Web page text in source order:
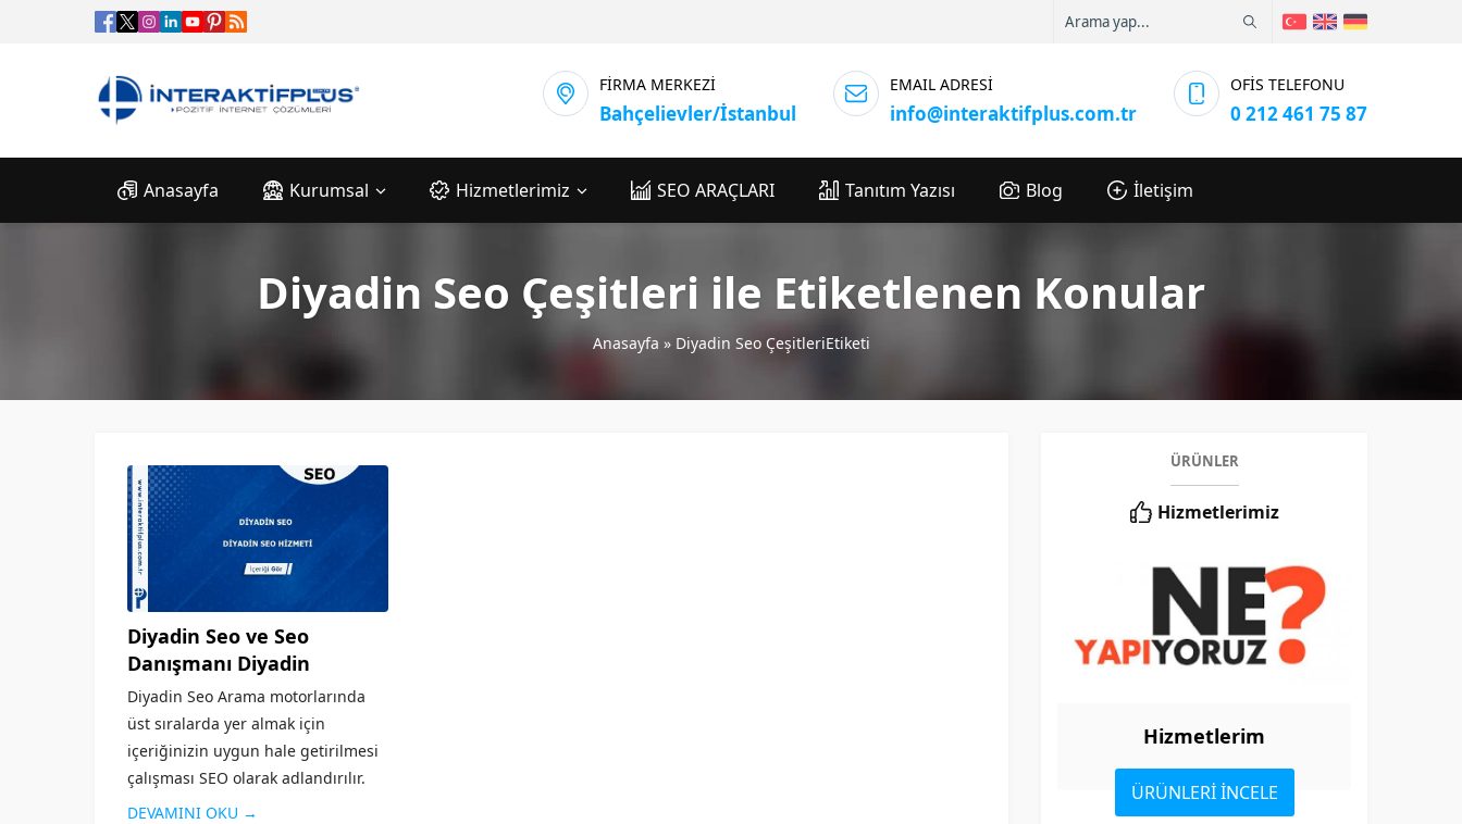
FİRMA MERKEZİ
Bahçelievler/İstanbul
EMAIL ADRESİ
info@interaktifplus.com.tr
OFİS TELEFONU
0 212 461 75 87
Anasayfa Kurumsal Hizmetlerimiz SEO ARAÇLARI Tanıtım Yazısı Blog İletişim
Diyadin Seo Çeşitleri ile Etiketlenen Konular
Anasayfa » Diyadin Seo ÇeşitleriEtiketi
Diyadin Seo ve Seo
Danışmanı Diyadin
Diyadin Seo Arama motorlarında
üst sıralarda yer almak için
içeriğinizin uygun hale getirilmesi
çalışması SEO olarak adlandırılır.
Arama motorlarının sitenizi iyi bir
DEVAMINI OKU →
ÜRÜNLER
Hizmetlerimiz
Hizmetlerim
ÜRÜNLERİ İNCELE